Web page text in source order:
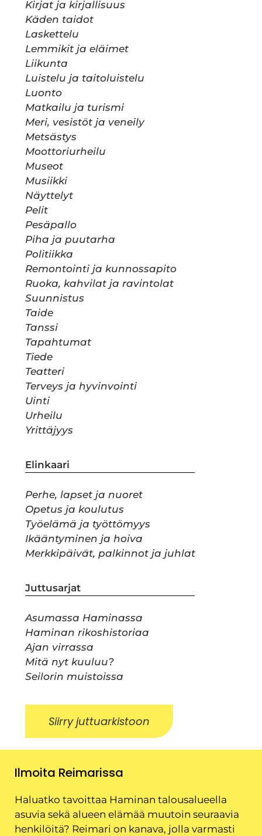
Kirjat ja kirjallisuus
Käden taidot
Laskettelu
Lemmikit ja eläimet
Liikunta
Luistelu ja taitoluistelu
Luonto
Matkailu ja turismi
Meri, vesistöt ja veneily
Metsästys
Moottoriurheilu
Museot
Musiikki
Näyttelyt
Pelit
Pesäpallo
Piha ja puutarha
Politiikka
Remontointi ja kunnossapito
Ruoka, kahvilat ja ravintolat
Suunnistus
Taide
Tanssi
Tapahtumat
Tiede
Teatteri
Terveys ja hyvinvointi
Uinti
Urheilu
Yrittäjyys
Elinkaari
Perhe, lapset ja nuoret
Opetus ja koulutus
Työelämä ja työttömyys
Ikääntyminen ja hoiva
Merkkipäivät, palkinnot ja juhlat
Juttusarjat
Asumassa Haminassa
Haminan rikoshistoriaa
Ajan virrassa
Mitä nyt kuuluu?
Seilorin muistoissa
Siirry juttuarkistoon
Ilmoita Reimarissa
Haluatko tavoittaa Haminan talousalueella
asuvia sekä alueen elämää muutoin seuraavia
henkilöitä? Reimari on kanava, jolla varmasti